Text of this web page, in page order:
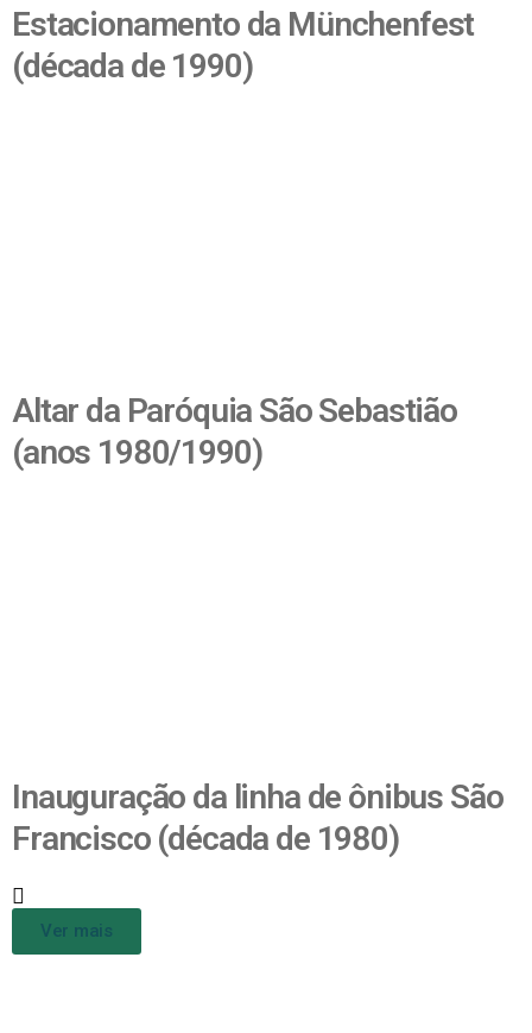
Estacionamento da Münchenfest
(década de 1990)
Altar da Paróquia São Sebastião
(anos 1980/1990)
Inauguração da linha de ônibus São
Francisco (década de 1980)
Ver mais